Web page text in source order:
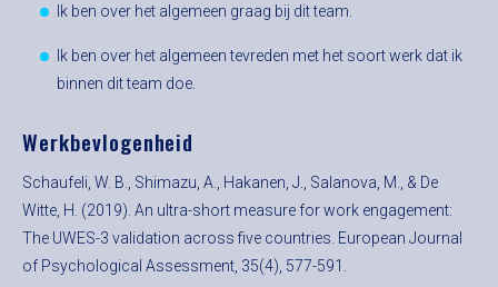
Ik ben over het algemeen graag bij dit team.
Ik ben over het algemeen tevreden met het soort werk dat ik
binnen dit team doe.
Werkbevlogenheid
Schaufeli, W. B., Shimazu, A., Hakanen, J., Salanova, M., & De
Witte, H. (2019). An ultra-short measure for work engagement:
The UWES-3 validation across five countries. European Journal
of Psychological Assessment, 35(4), 577-591.